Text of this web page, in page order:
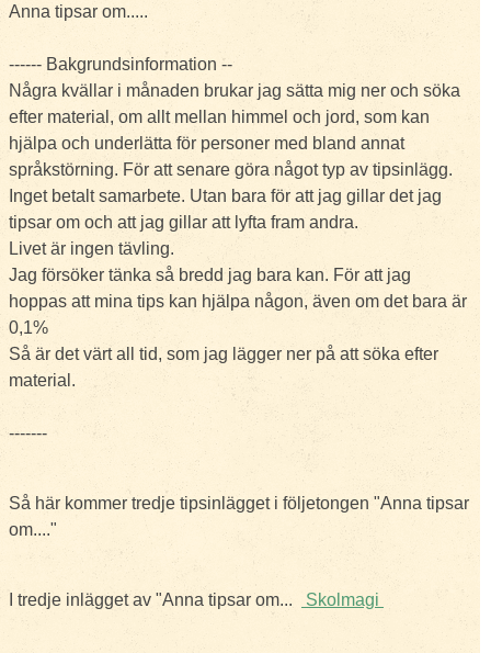
Anna tipsar om.....
------ Bakgrundsinformation --
Några kvällar i månaden brukar jag sätta mig ner och söka
efter material, om allt mellan himmel och jord, som kan
hjälpa och underlätta för personer med bland annat
språkstörning. För att senare göra något typ av tipsinlägg.
Inget betalt samarbete. Utan bara för att jag gillar det jag
tipsar om och att jag gillar att lyfta fram andra.
Livet är ingen tävling.
Jag försöker tänka så bredd jag bara kan. För att jag
hoppas att mina tips kan hjälpa någon, även om det bara är
0,1%
Så är det värt all tid, som jag lägger ner på att söka efter
material.
-------
Så här kommer tredje tipsinlägget i följetongen "Anna tipsar
om...."
I tredje inlägget av "Anna tipsar om... Skolmagi